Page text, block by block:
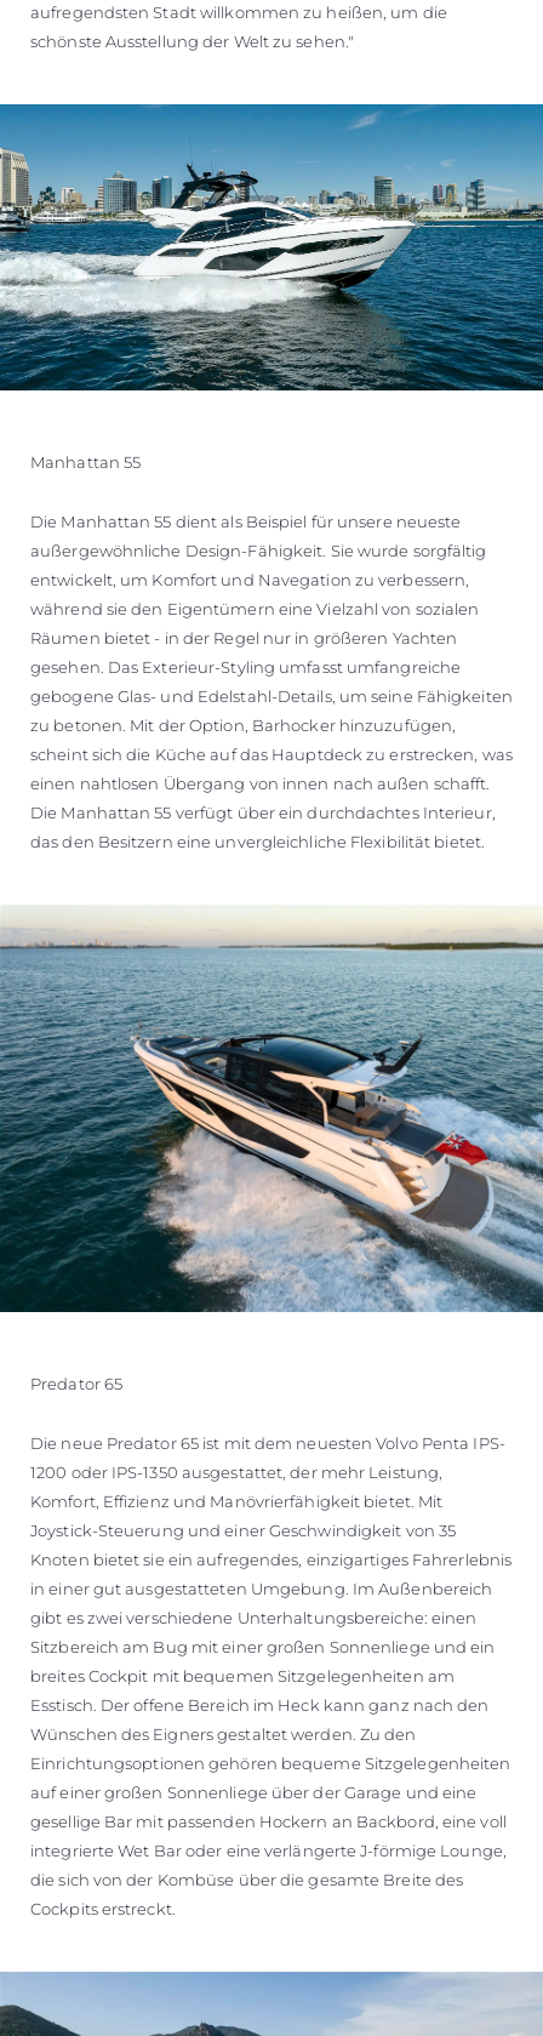
aufregendsten Stadt willkommen zu heißen, um die
schönste Ausstellung der Welt zu sehen."
Manhattan 55
Die Manhattan 55 dient als Beispiel für unsere neueste
außergewöhnliche Design-Fähigkeit. Sie wurde sorgfältig
entwickelt, um Komfort und Navegation zu verbessern,
während sie den Eigentümern eine Vielzahl von sozialen
Räumen bietet - in der Regel nur in größeren Yachten
gesehen. Das Exterieur-Styling umfasst umfangreiche
gebogene Glas- und Edelstahl-Details, um seine Fähigkeiten
zu betonen. Mit der Option, Barhocker hinzuzufügen,
scheint sich die Küche auf das Hauptdeck zu erstrecken, was
einen nahtlosen Übergang von innen nach außen schafft.
Die Manhattan 55 verfügt über ein durchdachtes Interieur,
das den Besitzern eine unvergleichliche Flexibilität bietet.
Predator 65
Die neue Predator 65 ist mit dem neuesten Volvo Penta IPS-
1200 oder IPS-1350 ausgestattet, der mehr Leistung,
Komfort, Effizienz und Manövrierfähigkeit bietet. Mit
Joystick-Steuerung und einer Geschwindigkeit von 35
Knoten bietet sie ein aufregendes, einzigartiges Fahrerlebnis
in einer gut ausgestatteten Umgebung. Im Außenbereich
gibt es zwei verschiedene Unterhaltungsbereiche: einen
Sitzbereich am Bug mit einer großen Sonnenliege und ein
breites Cockpit mit bequemen Sitzgelegenheiten am
Esstisch. Der offene Bereich im Heck kann ganz nach den
Wünschen des Eigners gestaltet werden. Zu den
Einrichtungsoptionen gehören bequeme Sitzgelegenheiten
auf einer großen Sonnenliege über der Garage und eine
gesellige Bar mit passenden Hockern an Backbord, eine voll
integrierte Wet Bar oder eine verlängerte J-förmige Lounge,
die sich von der Kombüse über die gesamte Breite des
Cockpits erstreckt.